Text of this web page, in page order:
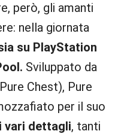
però, gli amanti
nella giornata
su PlayStation
Sviluppato da
Chest), Pure
per il suo
vari dettagli, tanti